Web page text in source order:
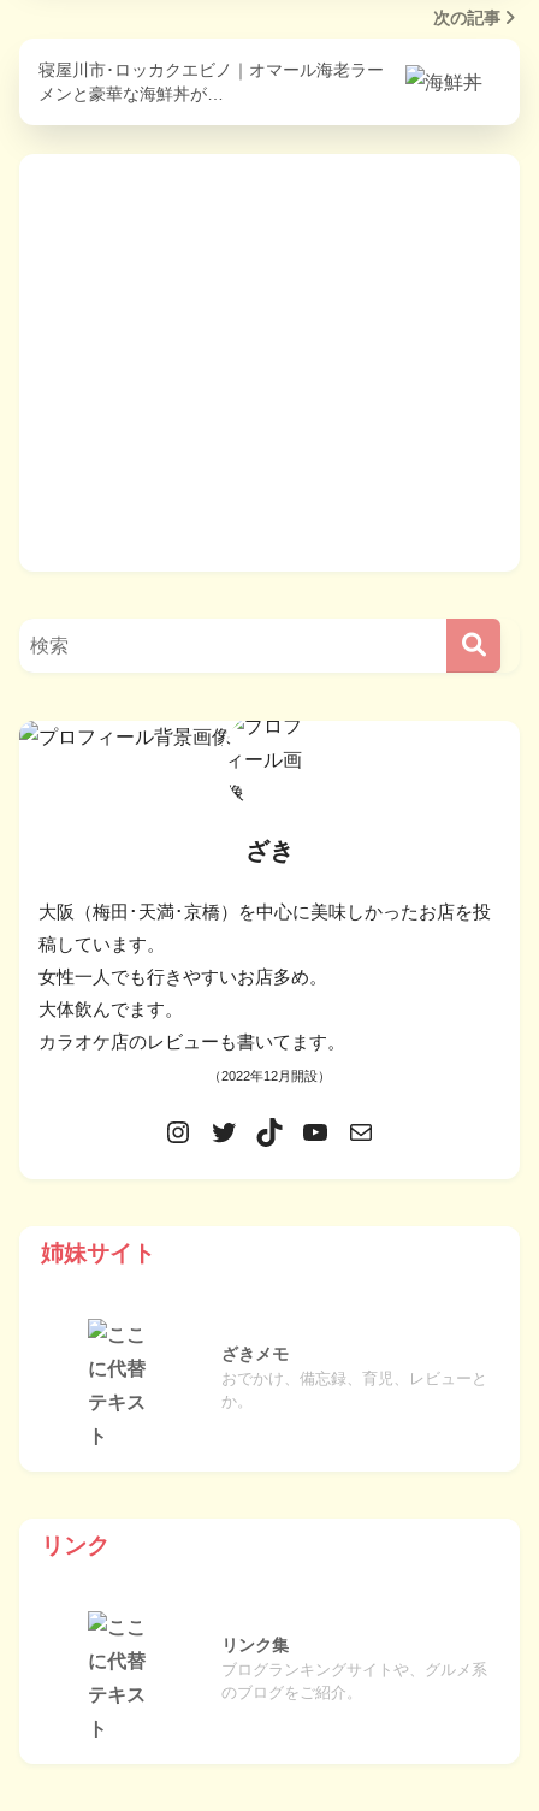
次の記事
寝屋川市･ロッカクエビノ｜オマール海老ラー
メンと豪華な海鮮丼が…
ざき
大阪（梅田･天満･京橋）を中心に美味しかったお店を投
稿しています。
女性一人でも行きやすいお店多め。
大体飲んでます。
カラオケ店のレビューも書いてます。
（2022年12月開設）
姉妹サイト
ざきメモ
おでかけ、備忘録、育児、レビューと
か。
リンク
リンク集
ブログランキングサイトや、グルメ系
のブログをご紹介。